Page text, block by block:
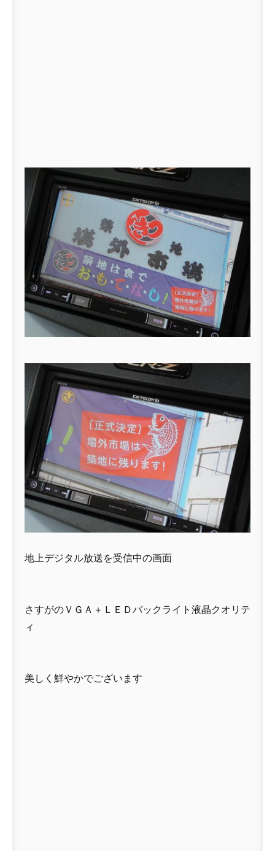
地上デジタル放送を受信中の画面
さすがのＶＧＡ＋ＬＥＤバックライト液晶クオリテ
ィ
美しく鮮やかでございます